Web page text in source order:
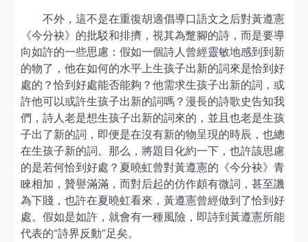
不外，這不是在重復胡適倡導口語文之后對黃遵憲
《今分袂》的批駁和排擠，視其為蹩腳的詩，而是要導
向如許的一些思慮：假如一個詩人曾經靈敏地感到到新
的物了，他在如何的水平上生孩子出新的詞來是恰到好
處的？恰到好處能否能夠？他需求生孩子出新的詞，或
許他可以或許生孩子出新的詞嗎？漫長的詩歌史告知我
們，詩人老是想生孩子出新的詞來的，並且也老是生孩
子出了新的詞，即便是在沒有新的物呈現的時辰，也總
在生孩子新的詞。那么，將題目化約一下，也許該思慮
的是若何恰到好處？夏曉虹曾對黃遵憲的《今分袂》青
睞相加，贊譽滿滿，而對后起的仿作頗有微詞，甚至譏
為下賤，也許在夏曉虹看來，黃遵憲曾經做到了恰到好
處。假如是如許，就會有一種風險，即詩到黃遵憲所能
代表的“詩界反動”足矣。